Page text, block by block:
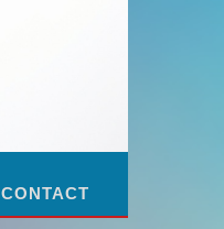
CONTACT